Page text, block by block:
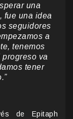
una
fue una idea
seguidores
a
tenemos
va
tener
de Epitaph